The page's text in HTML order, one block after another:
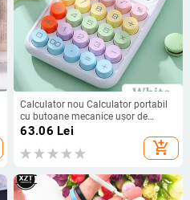
Calculator nou Calculator portabil
cu butoane mecanice ușor de
utilizat pentru birou, școală, acasă,
63.06 Lei
add_shopping_cart